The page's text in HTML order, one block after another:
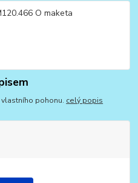
pohonu. celý popis